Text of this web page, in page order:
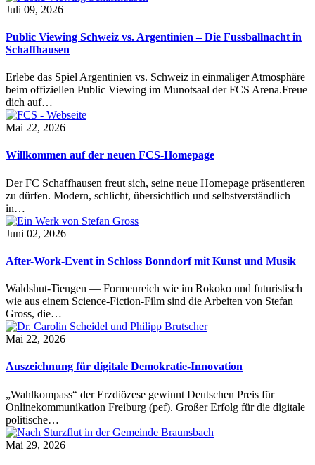
Juli 09, 2026
Public Viewing Schweiz vs. Argentinien – Die Fussballnacht in
Schaffhausen
Erlebe das Spiel Argentinien vs. Schweiz in einmaliger Atmosphäre
beim offiziellen Public Viewing im Munotsaal der FCS Arena.Freue
dich auf…
Mai 22, 2026
Willkommen auf der neuen FCS-Homepage
Der FC Schaffhausen freut sich, seine neue Homepage präsentieren
zu dürfen. Modern, schlicht, übersichtlich und selbstverständlich
in…
Juni 02, 2026
After-Work-Event in Schloss Bonndorf mit Kunst und Musik
Waldshut-Tiengen — Formenreich wie im Rokoko und futuristisch
wie aus einem Science-Fiction-Film sind die Arbeiten von Stefan
Gross, die…
Mai 22, 2026
Auszeichnung für digitale Demokratie-Innovation
„Wahlkompass“ der Erzdiözese gewinnt Deutschen Preis für
Onlinekommunikation Freiburg (pef). Großer Erfolg für die digitale
politische…
Mai 29, 2026